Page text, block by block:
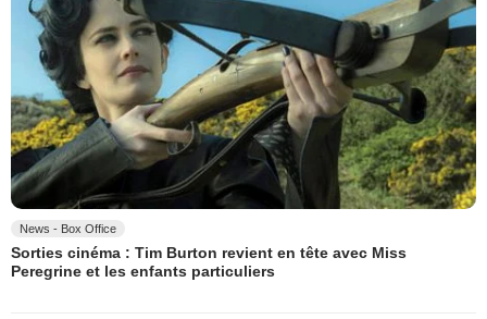
News - Box Office
Sorties cinéma : Tim Burton revient en tête avec Miss
Peregrine et les enfants particuliers